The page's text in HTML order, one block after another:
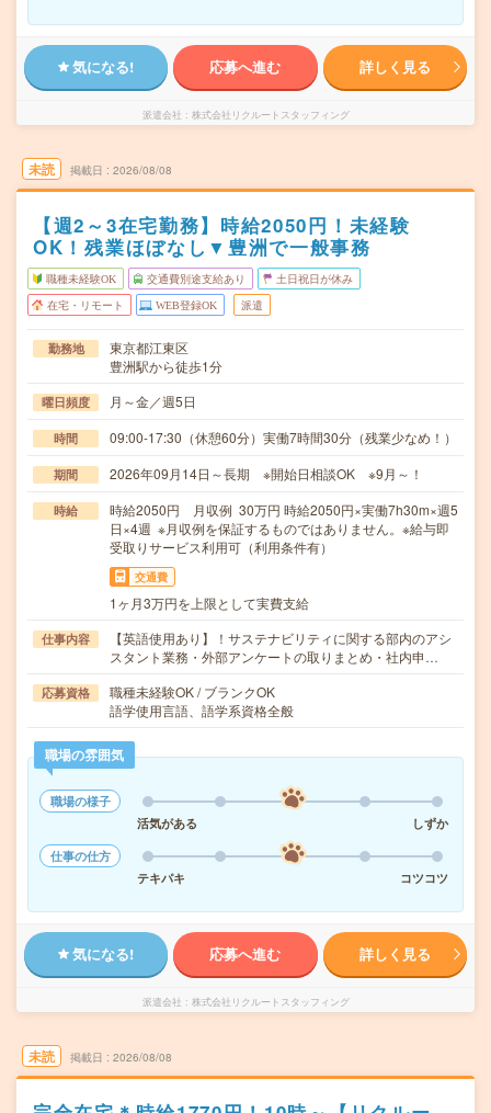
気になる! 応募へ進む 詳しく見る
派遣会社 株式会社リクルートスタッフィング
未読 掲載日 2026/08/08
【週2～3在宅勤務】時給2050円！未経験
OK！残業ほぼなし▼豊洲で一般事務
職種未経験OK 交通費別途支給あり 土日祝日が休み
在宅・リモート WEB登録OK 派遣
勤務地
東京都江東区
豊洲駅から徒歩1分
曜日頻度 月～金／週5日
時間 09:00-17:30（休憩60分）実働7時間30分（残業少なめ！）
期間 2026年09月14日～長期 ※開始日相談OK ※9月～！
時給
時給2050円 月収例 30万円 時給2050円×実働7h30m×週5
日×4週 ※月収例を保証するものではありません。※給与即
受取りサービス利用可（利用条件有）
交通費
1ヶ月3万円を上限として実費支給
仕事内容
【英語使用あり】！サステナビリティに関する部内のアシ
スタント業務・外部アンケートの取りまとめ・社内申…
応募資格
職種未経験OK / ブランクOK
語学使用言語、語学系資格全般
職場の雰囲気
職場の様子
活気がある
しずか
仕事の仕方
テキパキ
コツコツ
気になる! 応募へ進む 詳しく見る
派遣会社 株式会社リクルートスタッフィング
未読 掲載日 2026/08/08